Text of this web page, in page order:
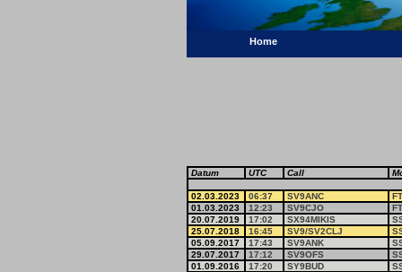
Home
Datum UTC Call
02.03.2023 06:37 SV9ANC
01.03.2023
12:23 SV9CJO
20.07.2019
17:02 SX94MIKIS
25.07.2018
16:45 SV9/SV2CLJ
05.09.2017
17:43 SV9ANK
29.07.2017
17:12 SV9OFS
01.09.2016
17:20 SY9BUD